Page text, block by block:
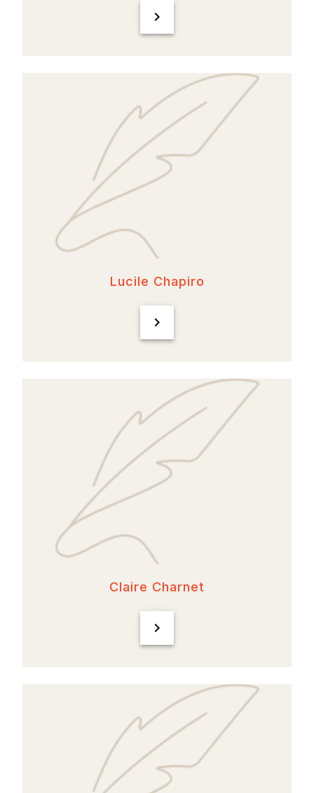
chevron_right
Lucile Chapiro
chevron_right
Claire Charnet
chevron_right